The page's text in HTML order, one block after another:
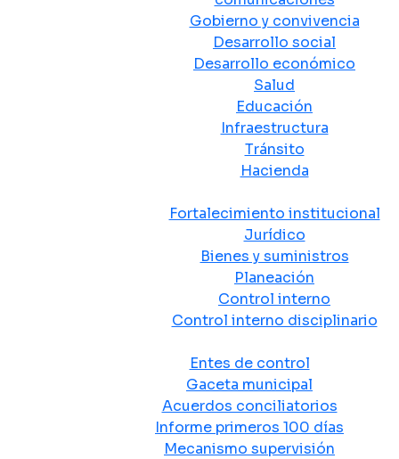
Gobierno y convivencia
Desarrollo social
Desarrollo económico
Salud
Educación
Infraestructura
Tránsito
Hacienda
Fortalecimiento institucional
Jurídico
Bienes y suministros
Planeación
Control interno
Control interno disciplinario
Entes de control
Gaceta municipal
Acuerdos conciliatorios
Informe primeros 100 días
Mecanismo supervisión